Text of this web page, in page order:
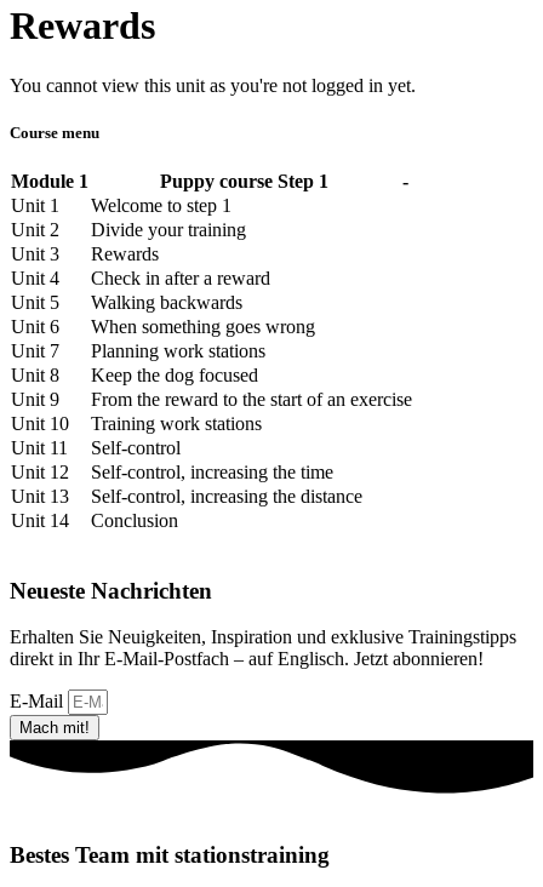
Rewards
You cannot view this unit as you're not logged in yet.
Course menu
Module 1 Puppy course Step 1
-
Unit 1
Welcome to step 1
Unit 2
Divide your training
Unit 3
Rewards
Unit 4
Check in after a reward
Unit 5
Walking backwards
Unit 6
When something goes wrong
Unit 7
Planning work stations
Unit 8
Keep the dog focused
Unit 9
From the reward to the start of an exercise
Unit 10
Training work stations
Unit 11
Self-control
Unit 12
Self-control, increasing the time
Unit 13
Self-control, increasing the distance
Unit 14
Conclusion
Neueste Nachrichten
Erhalten Sie Neuigkeiten, Inspiration und exklusive Trainingstipps
direkt in Ihr E-Mail-Postfach – auf Englisch. Jetzt abonnieren!
E-Mail
Mach mit!
Bestes Team mit stationstraining​